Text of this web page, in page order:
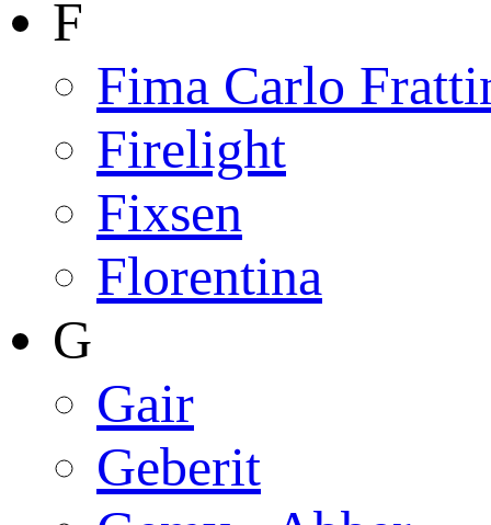
F
Fima Carlo
Firelight
Fixsen
Florentina
G
Gair
Geberit